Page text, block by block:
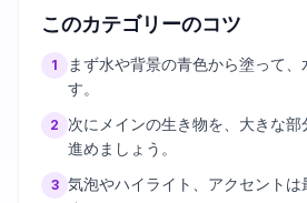
このカテゴリーのコツ
1
まず水や背景の青色から塗って
す。
2
次にメインの生き物を、大きな部
進めましょう。
3 気泡やハイライト、アクセントは